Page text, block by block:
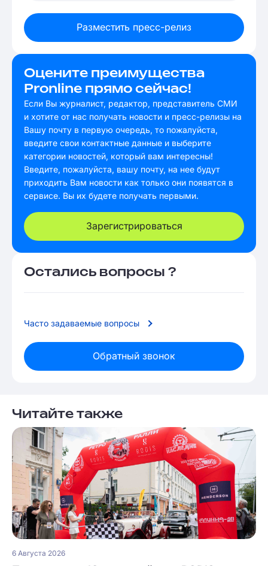
Разместить пресс-релиз
Оцените преимущества
Pronline прямо сейчас!
Если Вы журналист, редактор, представитель СМИ
и хотите от нас получать новости и пресс-релизы на
Вашу почту в первую очередь, то пожалуйста,
введите свои контактные данные и выберите
категории новостей, который вам интересны!
Введите, пожалуйста, вашу почту, на нее будут
приходить Вам новости как только они появятся в
сервисе. Вы их будете получать первыми.
Зарегистрироваться
Остались вопросы ?
Часто задаваемые вопросы
Обратный звонок
Читайте также
6 Августа 2026